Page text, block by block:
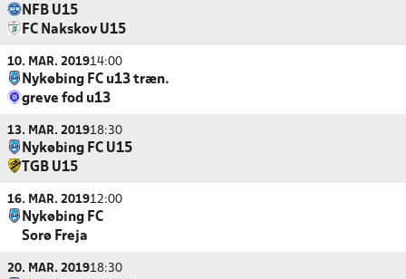
NFB U15
FC Nakskov U15
10. MAR. 201914:00
Nykøbing FC u13 træn.
greve fod u13
13. MAR. 201918:30
Nykøbing FC U15
TGB U15
16. MAR. 201912:00
Nykøbing FC
Sorø Freja
20. MAR. 201918:30